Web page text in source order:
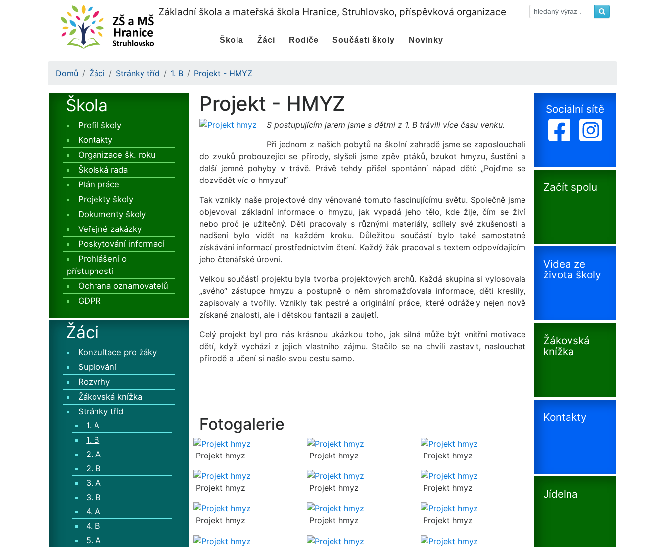
Základní škola a mateřská škola Hranice, Struhlovsko, příspěvková organizace
Škola Žáci Rodiče Součásti školy Novinky
Domů Žáci Stránky tříd 1. B Projekt - HMYZ
Škola
Profil školy
Kontakty
Organizace šk. roku
Školská rada
Plán práce
Projekty školy
Dokumenty školy
Veřejné zakázky
Poskytování informací
Prohlášení o
přístupnosti
Ochrana oznamovatelů
GDPR
Žáci
Konzultace pro žáky
Suplování
Rozvrhy
Žákovská knížka
Stránky tříd
1. A
1. B
2. A
2. B
3. A
3. B
4. A
4. B
5. A
Projekt - HMYZ
S postupujícím jarem jsme s dětmi z 1. B trávili více času venku.
Při jednom z našich pobytů na školní zahradě jsme se zaposlouchali
do zvuků probouzející se přírody, slyšeli jsme zpěv ptáků, bzukot hmyzu, šustění a
další jemné pohyby v trávě. Právě tehdy přišel spontánní nápad dětí: „Pojďme se
dozvědět víc o hmyzu!“
Tak vznikly naše projektové dny věnované tomuto fascinujícímu světu. Společně jsme
objevovali základní informace o hmyzu, jak vypadá jeho tělo, kde žije, čím se živí
nebo proč je užitečný. Děti pracovaly s různými materiály, sdílely své zkušenosti a
nadšení bylo vidět na každém kroku. Důležitou součástí bylo také samostatné
získávání informací prostřednictvím čtení. Každý žák pracoval s textem odpovídajícím
jeho čtenářské úrovni.
Velkou součástí projektu byla tvorba projektových archů. Každá skupina si vylosovala
„svého“ zástupce hmyzu a postupně o něm shromažďovala informace, děti kreslily,
zapisovaly a tvořily. Vznikly tak pestré a originální práce, které odrážely nejen nově
získané znalosti, ale i dětskou fantazii a zaujetí.
Celý projekt byl pro nás krásnou ukázkou toho, jak silná může být vnitřní motivace
dětí, když vychází z jejich vlastního zájmu. Stačilo se na chvíli zastavit, naslouchat
přírodě a učení si našlo svou cestu samo.
Fotogalerie
Projekt hmyz Projekt hmyz Projekt hmyz
Projekt hmyz Projekt hmyz Projekt hmyz
Projekt hmyz Projekt hmyz Projekt hmyz
Sociální sítě
Začít spolu
Videa ze
života školy
Žákovská
knížka
Kontakty
Jídelna